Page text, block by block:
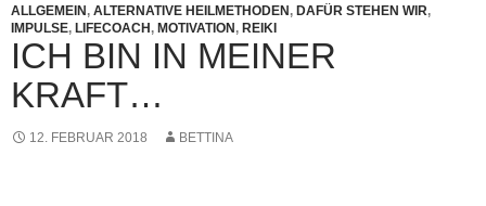
ALLGEMEIN , ALTERNATIVE HEILMETHODEN , DAFÜR STEHEN WIR,
IMPULSE, LIFECOACH , MOTIVATION , REIKI
ICH BIN IN MEINER
KRAFT…
12. FEBRUAR 2018 BETTINA